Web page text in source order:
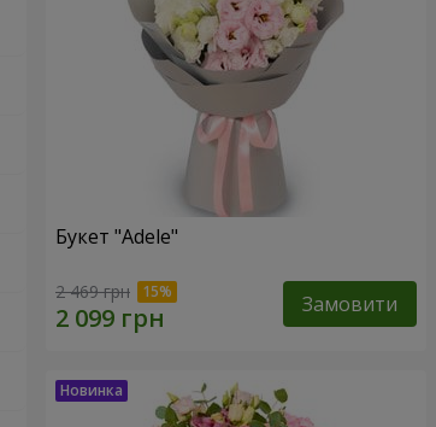
Букет "Adele"
2 469 грн Замовити